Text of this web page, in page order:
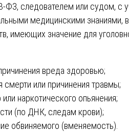
следователем или судом, с
медицинскими знаниями,
имеющих значение для
вреда здоровью;
смерти или причинения травмы;
или наркотического опьянения;
(по ДНК, следам крови);
обвиняемого (вменяемость).